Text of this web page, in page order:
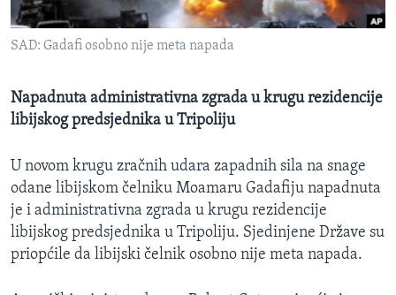
MAGAZIN
O GLASU AMERIKE
Learning English
Jezici
SAD: Gadafi osobno nije meta napada
Napadnuta administrativna zgrada u krugu rezidencije
libijskog predsjednika u Tripoliju
U novom krugu zračnih udara zapadnih sila na snage
odane libijskom čelniku Moamaru Gadafiju napadnuta
je i administrativna zgrada u krugu rezidencije
libijskog predsjednika u Tripoliju. Sjedinjene Države su
priopćile da libijski čelnik osobno nije meta napada.